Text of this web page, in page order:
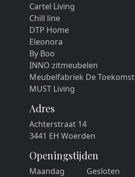
Cartel Living
Chill line
DTP Home
Eleonora
By Boo
INNO zitmeubelen
Meubelfabriek De Toekomst
MUST Living
Adres
Achterstraat 14
3441 EH Woerden
Openingstijden
Maandag Gesloten